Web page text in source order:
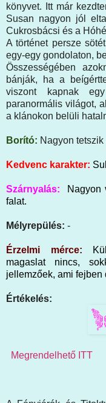
könyvet. Itt már
Susan nagyon jól
Cukrosbácsi és a
A történet persze
egy-egy gondolaton,
Összességében
bánják, ha a
viszont kapnak
paranormális világot,
a klánokon belüli
Borító: Nagyon
Kedvenc karakter:
Szárnyalás:
Nagyon
falat.
Mélyrepülés: -
Érzelmi mérce:
magaslat nincs,
jellemzőek, ami fejben
Értékelés:
Megrendelhető ITT